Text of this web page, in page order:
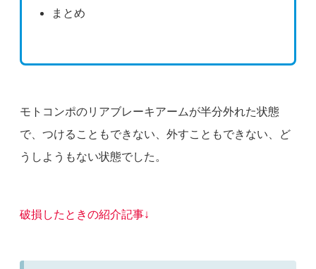
まとめ
モトコンポのリアブレーキアームが半分外れた状態
で、つけることもできない、外すこともできない、ど
うしようもない状態でした。
破損したときの紹介記事↓